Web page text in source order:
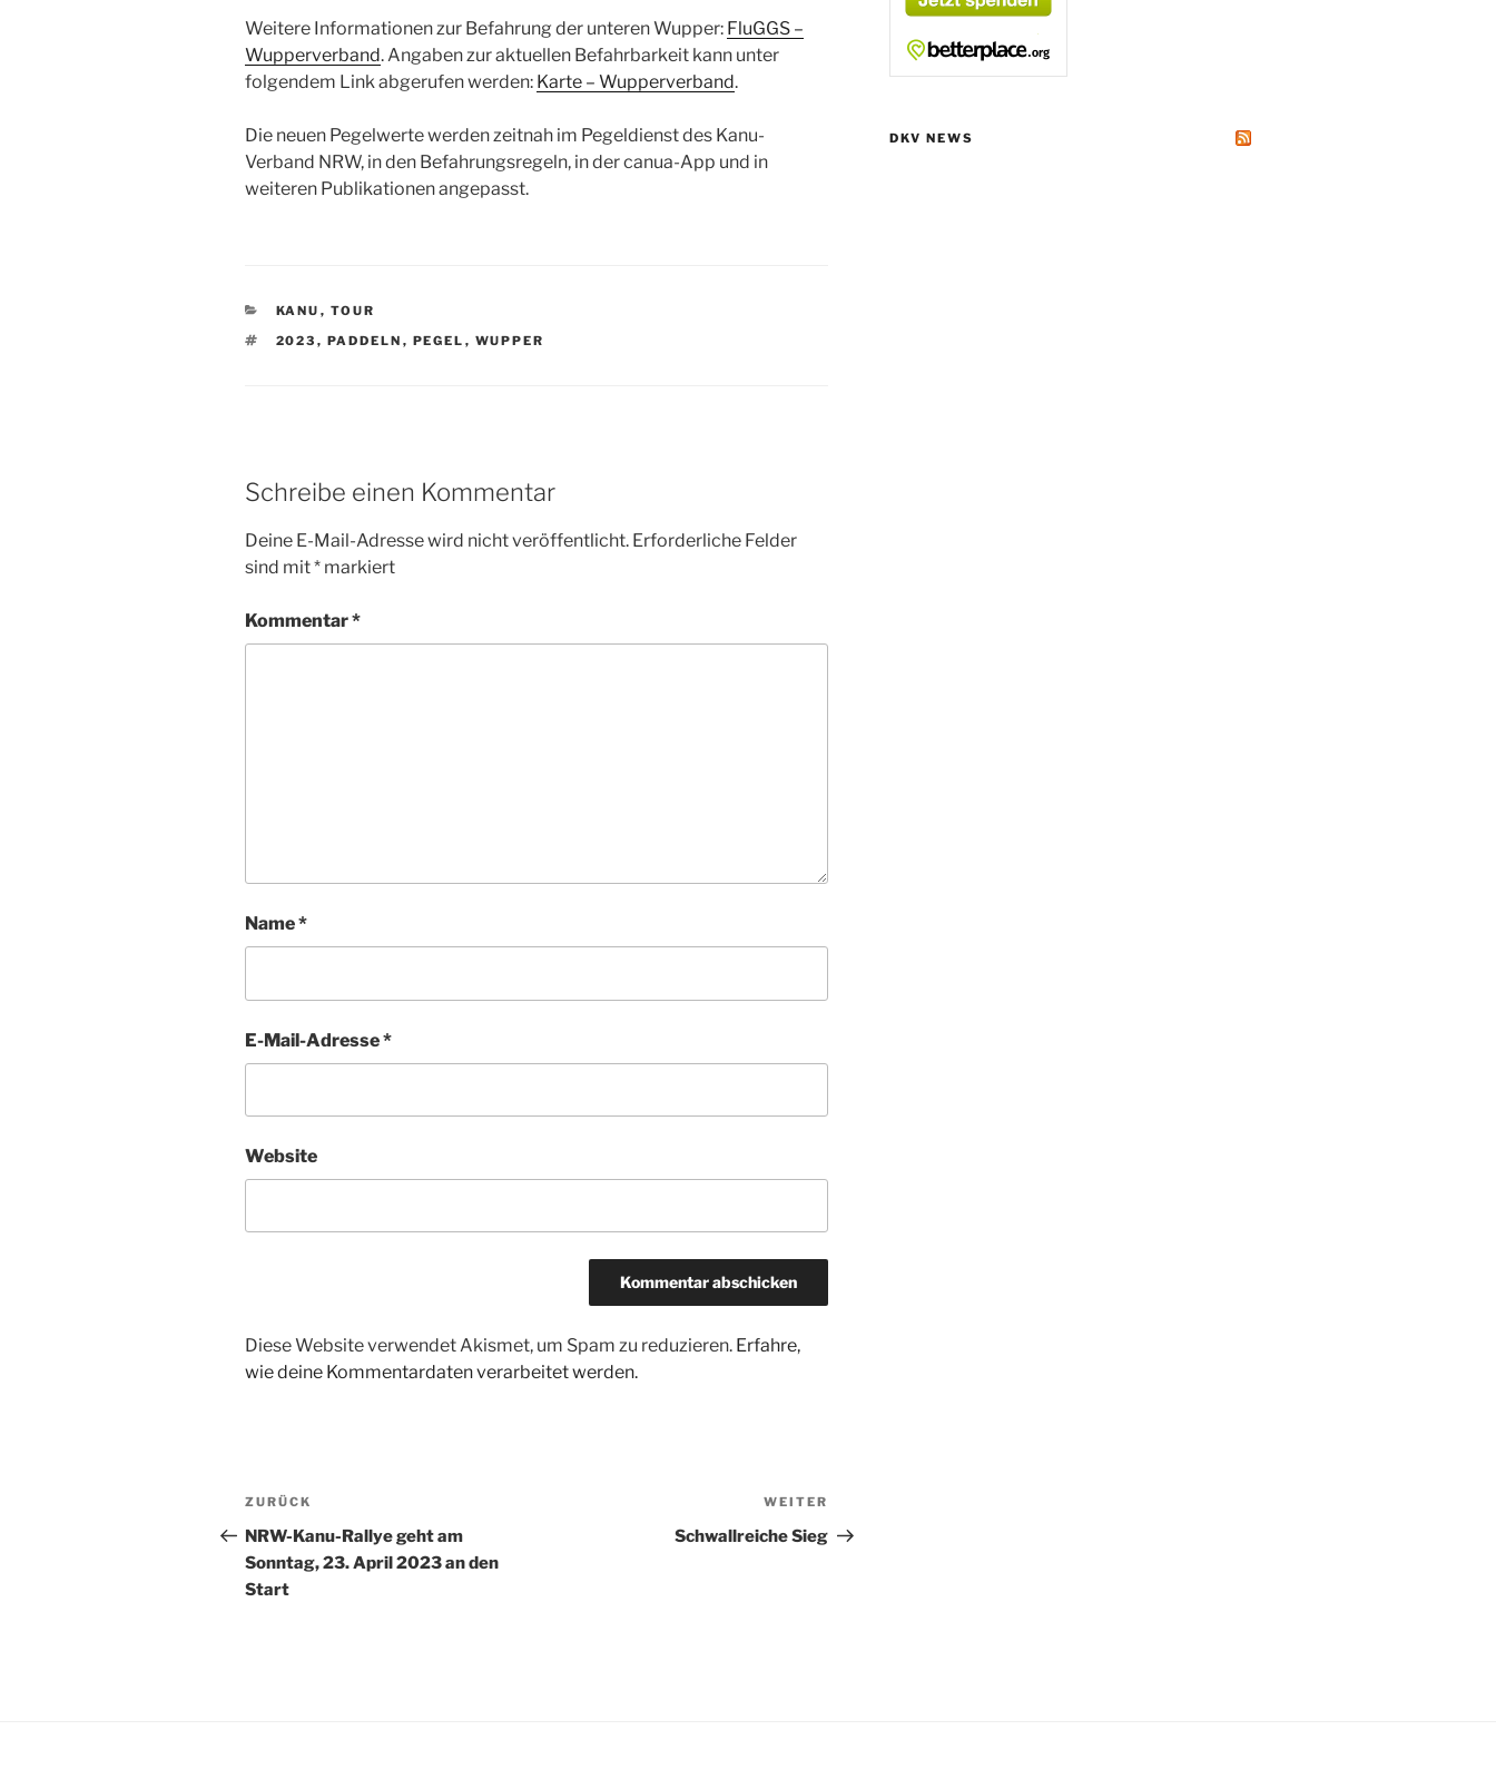
Weitere Informationen zur Befahrung der unteren Wupper: FluGGS –
Wupperverband. Angaben zur aktuellen Befahrbarkeit kann unter
folgendem Link abgerufen werden: Karte – Wupperverband.
Die neuen Pegelwerte werden zeitnah im Pegeldienst des Kanu-
Verband NRW, in den Befahrungsregeln, in der canua-App und in
weiteren Publikationen angepasst.
KATEGORIEN
KANU , TOUR
SCHLAGWÖRTER
2023 , PADDELN , PEGEL , WUPPER
Schreibe einen Kommentar
Deine E-Mail-Adresse wird nicht veröffentlicht. Erforderliche Felder
sind mit* markiert
Kommentar*
Name*
E-Mail-Adresse*
Website
Diese Website verwendet Akismet, um Spam zu reduzieren. Erfahre,
wie deine Kommentardaten verarbeitet werden.
Beitragsnavigation
Vorheriger
Beitrag
ZURÜCK
NRW-Kanu-Rallye geht am
Sonntag, 23. April 2023 an den
Start
Beitrag
WEITER
Schwallreiche Sieg
DKV NEWS